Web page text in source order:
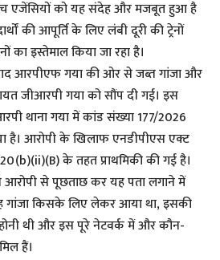
एजेंसियों को यह संदेह और मजबूत हुआ है
की आपूर्ति के लिए लंबी दूरी की ट्रेनों
का इस्तेमाल किया जा रहा है।
आरपीएफ गया की ओर से जब्त गांजा और
जीआरपी गया को सौंप दी गई। इस
थाना गया में कांड संख्या 177/2026
है। आरोपी के खिलाफ एनडीपीएस एक्ट
के तहत प्राथमिकी की गई है।
से पूछताछ कर यह पता लगाने में
गांजा किसके लिए लेकर आया था, इसकी
थी और इस पूरे नेटवर्क में और कौन-
हैं।